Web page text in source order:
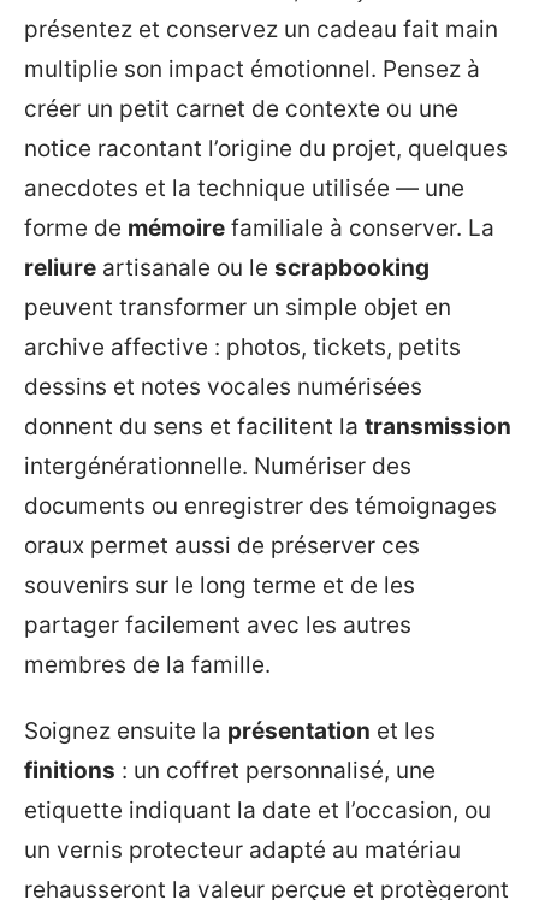
présentez et conservez un cadeau fait main
multiplie son impact émotionnel. Pensez à
créer un petit carnet de contexte ou une
notice racontant l’origine du projet, quelques
anecdotes et la technique utilisée — une
forme de mémoire familiale à conserver. La
reliure artisanale ou le scrapbooking
peuvent transformer un simple objet en
archive affective : photos, tickets, petits
dessins et notes vocales numérisées
donnent du sens et facilitent la transmission
intergénérationnelle. Numériser des
documents ou enregistrer des témoignages
oraux permet aussi de préserver ces
souvenirs sur le long terme et de les
partager facilement avec les autres
membres de la famille.
Soignez ensuite la présentation et les
finitions : un coffret personnalisé, une
etiquette indiquant la date et l’occasion, ou
un vernis protecteur adapté au matériau
rehausseront la valeur perçue et protègeront